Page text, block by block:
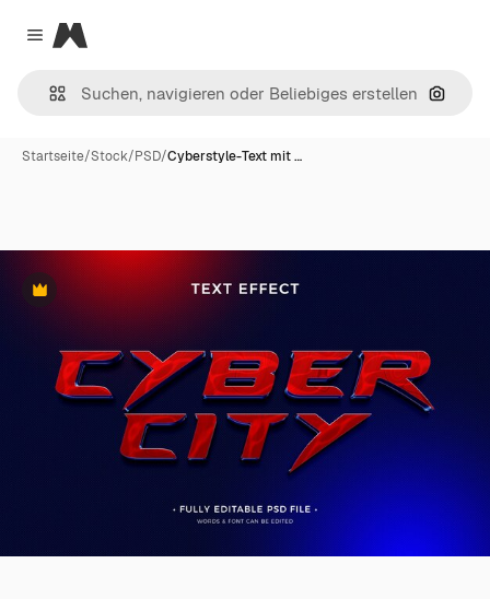
Close menu
Magnific
Nach
Startseite/Stock/PSD/Cyberstyle-Text mit …
Premium